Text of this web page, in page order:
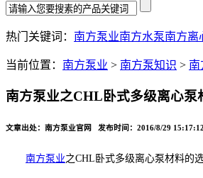
热门关键词： 南方泵业南方水泵南方离
当前位置： 南方泵业 > 南方泵知识 > 南
南方泵业之CHL卧式多级离心泵
文章出处：南方泵业官网 发布时间：2016/8/29
南方泵业之CHL卧式多级离心泵材料的